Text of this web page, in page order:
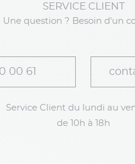
SERVICE CLIENT
Une question ? Besoin d'un
00 61
Service Client du lundi au
de 10h à 18h